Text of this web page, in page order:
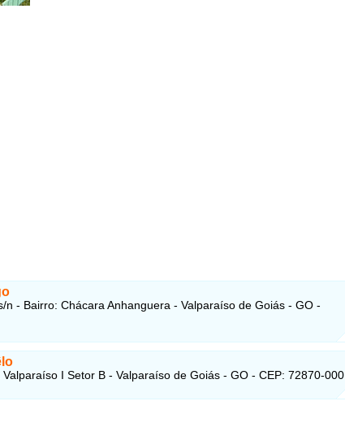
n - Bairro: Chácara Anhanguera - Valparaíso de Goiás - GO -
I Setor B - Valparaíso de Goiás - GO - CEP: 72870-000